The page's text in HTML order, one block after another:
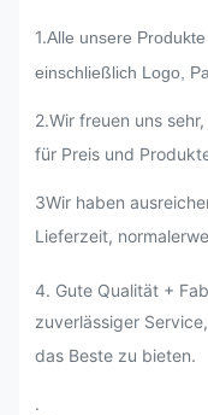
1.Alle unsere
einschließlich Logo,
2.Wir freuen uns
für Preis und
3Wir haben
Lieferzeit,
4. Gute Qualität +
zuverlässiger
das Beste zu bieten.
.